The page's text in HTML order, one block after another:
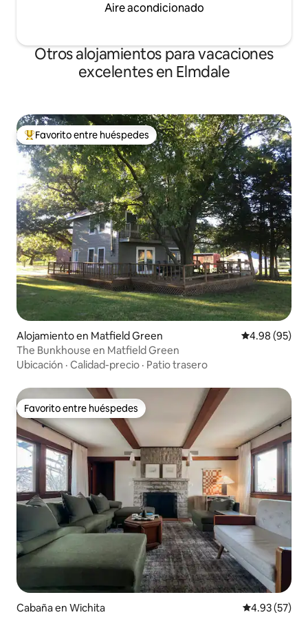
Aire acondicionado
Otros alojamientos para vacaciones
excelentes en Elmdale
Favorito entre huéspedes preferido
Favorito entre huéspedes
Alojamiento en Matfield Green Calificación
4.98 (95)
The Bunkhouse en Matfield Green
Ubicación · Calidad-precio · Patio trasero
Favorito entre huéspedes
Favorito entre huéspedes
Cabaña en Wichita Calificación
4.93 (57)